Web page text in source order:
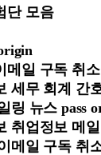
단 모음
메일 구독 취소
세무 회계 간
링 뉴스 pass
취업정보 메
메일 구독 취